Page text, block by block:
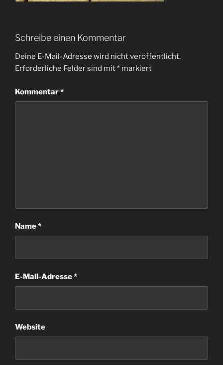
Schreibe einen Kommentar
Deine E-Mail-Adresse wird nicht veröffentlicht.
Erforderliche Felder sind mit* markiert
Kommentar*
Name*
E-Mail-Adresse*
Website